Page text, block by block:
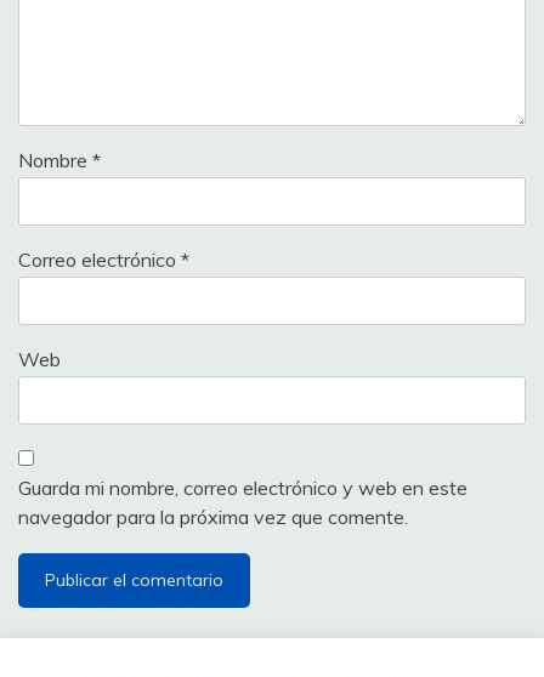
Nombre *
Correo electrónico *
Web
Guarda mi nombre, correo electrónico y web en este
navegador para la próxima vez que comente.